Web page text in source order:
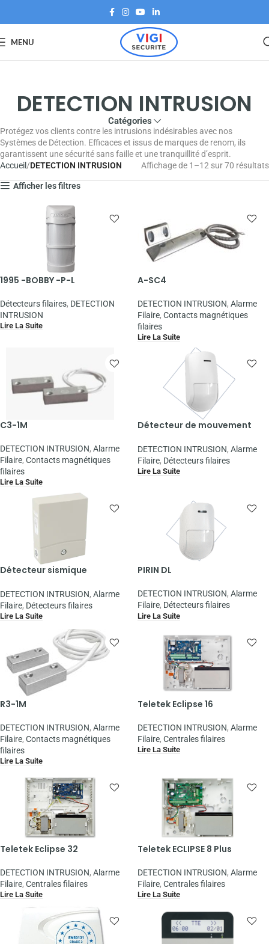
MENU
DETECTION INTRUSION
Catégories
Protégez vos clients contre les intrusions indésirables avec nos
Systèmes de Détection. Efficaces et issus de marques de renom, ils
garantissent une sécurité sans faille et une tranquillité d’esprit.
Accueil
DETECTION INTRUSION Affichage de 1–12 sur 70 résultats
Afficher les filtres
1995 -BOBBY -P-L
Détecteurs filaires, DETECTION
INTRUSION
Lire La Suite
A-SC4
DETECTION INTRUSION, Alarme
Filaire, Contacts magnétiques
filaires
Lire La Suite
C3-1M
DETECTION INTRUSION, Alarme
Filaire, Contacts magnétiques
filaires
Lire La Suite
Détecteur de mouvement
DETECTION INTRUSION, Alarme
Filaire, Détecteurs filaires
Lire La Suite
Détecteur sismique
DETECTION INTRUSION, Alarme
Filaire, Détecteurs filaires
Lire La Suite
PIRIN DL
DETECTION INTRUSION, Alarme
Filaire, Détecteurs filaires
Lire La Suite
R3-1M
DETECTION INTRUSION, Alarme
Filaire, Contacts magnétiques
filaires
Lire La Suite
Teletek Eclipse 16
DETECTION INTRUSION, Alarme
Filaire, Centrales filaires
Lire La Suite
Teletek Eclipse 32
DETECTION INTRUSION, Alarme
Filaire, Centrales filaires
Lire La Suite
Teletek ECLIPSE 8 Plus
DETECTION INTRUSION, Alarme
Filaire, Centrales filaires
Lire La Suite